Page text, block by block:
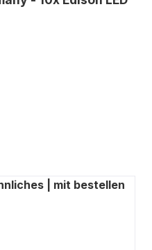
| mit bestellen